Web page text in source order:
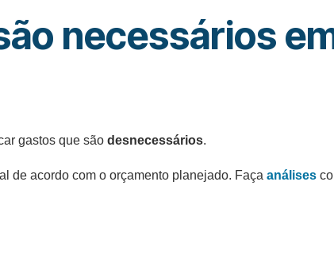
necessários
gastos que são desnecessários.
de acordo com o orçamento planejado. Faça análises